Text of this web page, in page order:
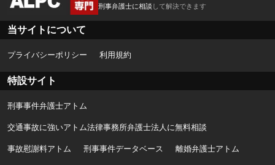
刑事弁護士に相談 して解決できます
当サイトについて
プライバシーポリシー 利用規約
特設サイト
刑事事件弁護士アトム
交通事故に強いアトム法律事務所弁護士法人に無料相談
事故慰謝料アトム 刑事事件データベース 離婚弁護士アトム